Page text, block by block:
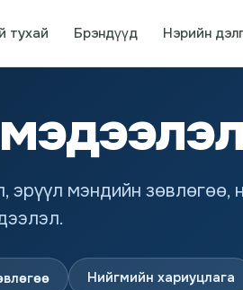
тухай Брэндүүд Нэрийн
эрүүл мэндийн зөвлөгөө,
Нийгмийн хариуцлага